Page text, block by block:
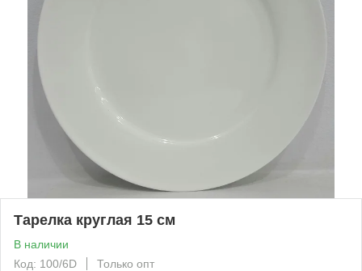
Тарелка круглая 15 см
В наличии
Код: 100/6D
Только опт